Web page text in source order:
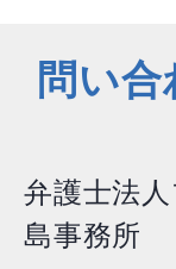
問い
弁護士法
島事務所